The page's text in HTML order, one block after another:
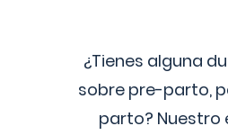
¿Tienes alguna
sobre pre-parto,
parto? Nuestro